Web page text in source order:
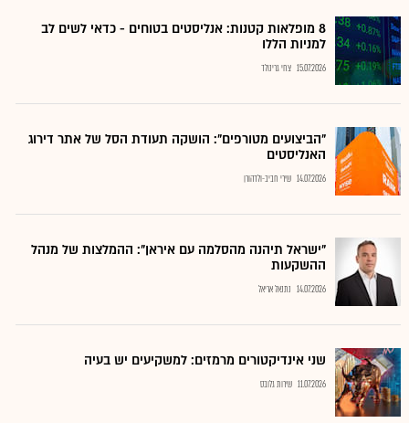
8 מופלאות קטנות: אנליסטים בטוחים - כדאי לשים לב
למניות הללו
15.07.2026 צחי גרינולד
"הביצועים מטורפים": הושקה תעודת הסל של אתר דירוג
האנליסטים
14.07.2026 שירי חביב-ולדהורן
"ישראל תיהנה מהסלמה עם איראן": ההמלצות של מנהל
ההשקעות
14.07.2026 נתנאל אריאל
שני אינדיקטורים מרמזים: למשקיעים יש בעיה
11.07.2026 שירות גלובס